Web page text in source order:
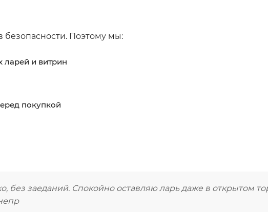
безопасности. Поэтому мы:
и витрин
покупкой
без заеданий. Спокойно оставляю ларь даже в открытом